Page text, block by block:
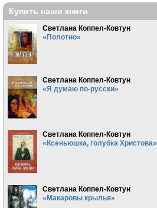
Купить наши книги
Светлана Коппел-Ковтун
«Полотно»
Светлана Коппел-Ковтун
«Я думаю по-русски»
Светлана Коппел-Ковтун
«Ксеньюшка, голубка Христова»
Светлана Коппел-Ковтун
«Макаровы крылья»